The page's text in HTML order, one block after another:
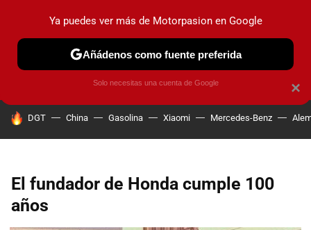
PRUEBAS COCHES ELÉCTRICOS OBSERVATORIO
HOY SE HABLA DE
DGT China Gasolina Xiaomi Mercedes-Benz
El fundador de Honda cumple 100
años
×
Ya puedes ver más de Motorpasion en Google
Añádenos como fuente preferida
Solo necesitas una cuenta de Google